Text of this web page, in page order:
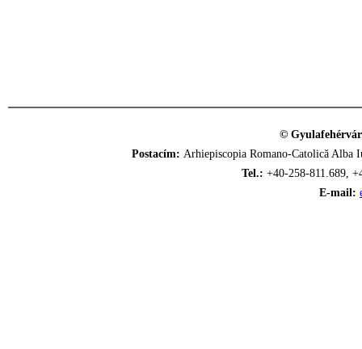
©
Postacím: Arhiepiscopia Romano-Catolică
Tel.: +40-258-811.689,
E-mail: